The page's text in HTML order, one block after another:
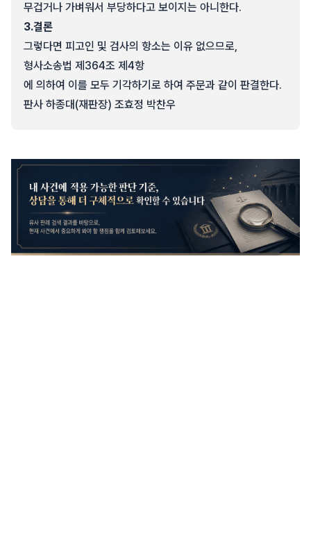
무겁거나 가벼워서 부당하다고 보이지는 아니한다.
3.결론
그렇다면 피고인 및 검사의 항소는 이유 없으므로,
형사소송법 제364조 제4항
에 의하여 이를 모두 기각하기로 하여 주문과 같이 판결한다.
판사 하종대(재판장) 조효정 박찬우